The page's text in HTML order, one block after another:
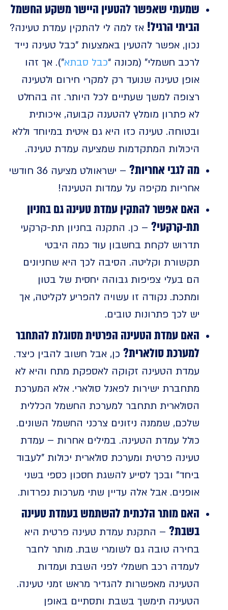
שמעתי שאפשר להטעין היישר משקע החשמל
הביתי הרגיל!אז למה לי להתקין עמדת טעינה?
נכון, אפשר להטעין באמצעות "כבל טעינה נייד
לרכב חשמלי” (מכונה “כבל סבתא”). אך זהו
אופן טעינה שנועד רק למקרי חירום ולטעינה
רצופה למשך שעתיים לכל היותר. זה בהחלט
לא פתרון מומלץ להטענה קבועה, איכותית
ובטוחה. טעינה כזו היא גם איטית במיוחד וללא
היכולות המתקדמות שמציעה עמדת טעינה.
מה לגבי אחריות?
– ישראוולט מציעה 36 חודשי
אחריות מקיפה על עמדות הטעינה!
האם אפשר להתקין עמדת טעינה גם בחניון
תת-קרקעי?– כן. התקנה בחניון תת-קרקעי
תדרוש לקחת בחשבון עוד כמה היבטי
תקשורת וקליטה. הסיבה לכך היא שחניונים
הם בעלי צפיפות גבוהה יחסית של בטון
ומתכת. נקודה זו עשויה להפריע לקליטה, אך
יש לכך פתרונות טובים.
האם עמדת הטעינה הפרטית מסוגלת להתחבר
למערכת סולארית?כן, אבל חשוב להבין כיצד.
עמדת הטעינה זקוקה לאספקת מתח והיא לא
מתחברת ישירות לפאנל סולארי. אלא המערכת
הסולארית תתחבר למערכת החשמל הכללית
שלכם, שממנה ניזונים צרכני החשמל השונים.
כולל עמדת הטעינה. במילים אחרות – עמדת
טעינה פרטית ומערכת סולארית יכולות "לעבוד
ביחד" ובכך לסייע להשגת חסכון כספי בשני
אופנים. אבל אלה עדיין שתי מערכות נפרדות.
האם מותר הלכתית להשתמש בעמדת טעינה
בשבת?– התקנת עמדת טעינה פרטית היא
בחירה טובה גם לשומרי שבת. מותר לחבר
לעמדה רכב חשמלי לפני השבת ועמדות
הטעינה מאפשרות להגדיר מראש זמני טעינה.
הטעינה תימשך בשבת ותסתיים באופן